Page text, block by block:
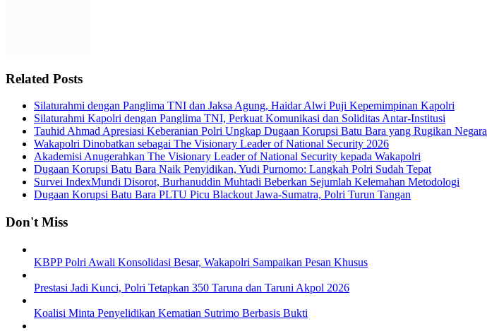
Related Posts
Silaturahmi dengan Panglima TNI dan Jaksa Agung, Haidar Alwi Puji Kepemimpinan Kapolri
Silaturahmi Kapolri dengan Panglima TNI, Perkuat Komunikasi dan Soliditas Antar-Institusi
Tauhid Ahmad Apresiasi Keberanian Polri Ungkap Dugaan Korupsi Batu Bara yang Rugikan Negara
Wakapolri Dinobatkan sebagai The Visionary Leader of National Security 2026
Akademisi Anugerahkan The Visionary Leader of National Security kepada Wakapolri
Dugaan Korupsi Batu Bara Naik Penyidikan, Yudi Purnomo: Langkah Polri Sudah Tepat
Survei IndexMundi Disorot, Burhanuddin Muhtadi Beberkan Sejumlah Kelemahan Metodologi
Dugaan Korupsi Batu Bara PLTU Picu Blackout Jawa-Sumatra, Polri Turun Tangan
Don't Miss
KBPP Polri Awali Konsolidasi Besar, Wakapolri Sampaikan Pesan Khusus
Prestasi Jadi Kunci, Polri Tetapkan 350 Taruna dan Taruni Akpol 2026
Koalisi Minta Penyelidikan Kematian Sutrimo Berbasis Bukti